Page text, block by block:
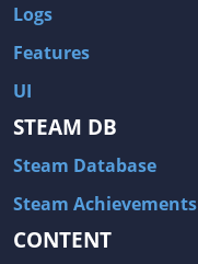
Logs
Features
UI
STEAM DB
Steam Database
Steam Achievements
CONTENT